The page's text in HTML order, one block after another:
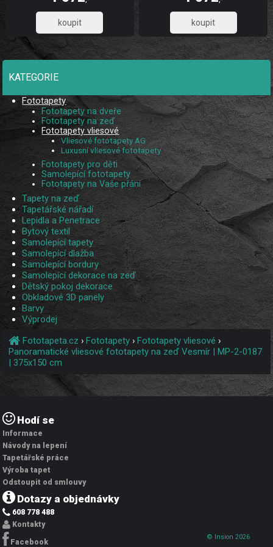
885,95 885,95
KATEGORIE
Fototapety
Fototapety na dveře
Fototapety na zeď
Fototapety vliesové
Vliesové fototapety AG
Luxusní vliesové fototapety
Fototapety pro děti
Samolepící fototapety
Fototapety na Vaše přání
Tapety na zeď
Tapetářské nářadí
Lepidla a Penetrace
Bytový textil
Samolepící tapety
Samolepící dlažba
Samolepící bordury
Samolepící dekorace na zeď
Dětský pokoj dekorace
Obkladové 3D panely
Barvy
Výprodej
Fototapeta.cz ›Fototapety ›Fototapety vliesové ›
Panoramatické vliesové fototapety na zeď Vesmír | MP-2-0187
| 375x150 cm
Hodí se
Informace
Návody na lepení
Tapetářské práce
Výroba tapet
Odstoupit od smlouvy
Dotazy a objednávky
608 778 488
Kontakty
Facebook
© Insion 2026